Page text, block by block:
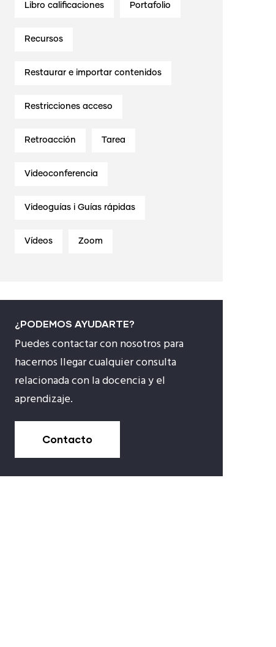
Libro calificaciones Portafolio
Recursos
Restaurar e importar contenidos
Restricciones acceso
Retroacción Tarea
Videoconferencia
Videoguías i Guías rápidas
Vídeos Zoom
¿PODEMOS AYUDARTE?
Puedes contactar con nosotros para
hacernos llegar cualquier consulta
relacionada con la docencia y el
aprendizaje.
Contacto